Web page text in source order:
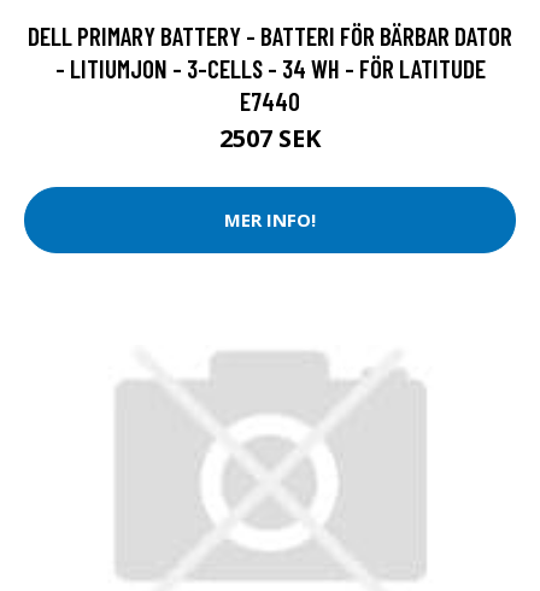
DELL PRIMARY BATTERY - BATTERI FÖR BÄRBAR DATOR
- LITIUMJON - 3-CELLS - 34 WH - FÖR LATITUDE
E7440
2507 SEK
MER INFO!